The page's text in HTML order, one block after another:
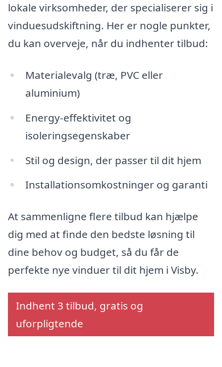
lokale virksomheder, der specialiserer sig i
vinduesudskiftning. Her er nogle punkter,
du kan overveje, når du indhenter tilbud:
Materialevalg (træ, PVC eller
aluminium)
Energy-effektivitet og
isoleringsegenskaber
Stil og design, der passer til dit hjem
Installationsomkostninger og garanti
At sammenligne flere tilbud kan hjælpe
dig med at finde den bedste løsning til
dine behov og budget, så du får de
perfekte nye vinduer til dit hjem i Visby.
Indhent 3 tilbud, gratis og
uforpligtende